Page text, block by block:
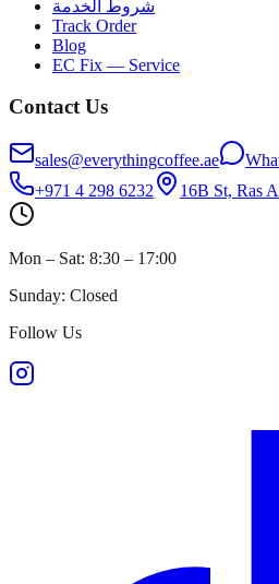
شروط الخدمة
Track Order
Blog
EC Fix — Service
Contact Us
sales@everythingcoffee.ae
+971 4 298 6232
16B St, Ras
Mon – Sat: 8:30 – 17:00
Sunday: Closed
Follow Us